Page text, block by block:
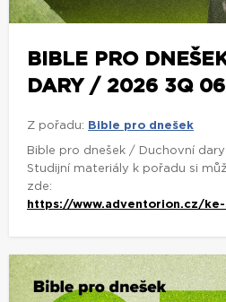
BIBLE PRO
DARY / 2026 3Q 06
Z pořadu: Bible pro dnešek
Bible pro dnešek / Duchovní
Studijní materiály k pořadu si
zde:
https://www.adventorion.cz/